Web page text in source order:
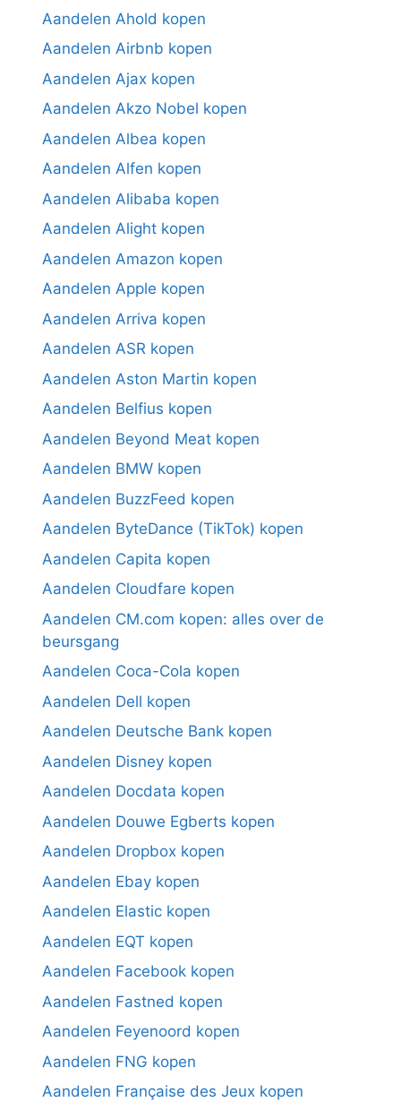
Aandelen Ahold kopen
Aandelen Airbnb kopen
Aandelen Ajax kopen
Aandelen Akzo Nobel kopen
Aandelen Albea kopen
Aandelen Alfen kopen
Aandelen Alibaba kopen
Aandelen Alight kopen
Aandelen Amazon kopen
Aandelen Apple kopen
Aandelen Arriva kopen
Aandelen ASR kopen
Aandelen Aston Martin kopen
Aandelen Belfius kopen
Aandelen Beyond Meat kopen
Aandelen BMW kopen
Aandelen BuzzFeed kopen
Aandelen ByteDance (TikTok) kopen
Aandelen Capita kopen
Aandelen Cloudfare kopen
Aandelen CM.com kopen: alles over de
beursgang
Aandelen Coca-Cola kopen
Aandelen Dell kopen
Aandelen Deutsche Bank kopen
Aandelen Disney kopen
Aandelen Docdata kopen
Aandelen Douwe Egberts kopen
Aandelen Dropbox kopen
Aandelen Ebay kopen
Aandelen Elastic kopen
Aandelen EQT kopen
Aandelen Facebook kopen
Aandelen Fastned kopen
Aandelen Feyenoord kopen
Aandelen FNG kopen
Aandelen Française des Jeux kopen